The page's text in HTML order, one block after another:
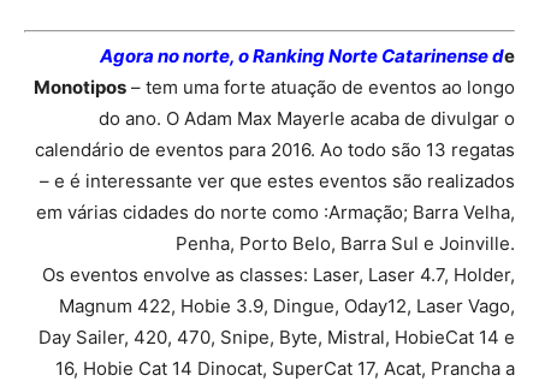
Agora no norte, o Ranking Norte Catarinense de
Monotipos – tem uma forte atuação de eventos ao longo
do ano. O Adam Max Mayerle acaba de divulgar o
calendário de eventos para 2016. Ao todo são 13 regatas
– e é interessante ver que estes eventos são realizados
em várias cidades do norte como :Armação; Barra Velha,
Penha, Porto Belo, Barra Sul e Joinville.
Os eventos envolve as classes: Laser, Laser 4.7, Holder,
Magnum 422, Hobie 3.9, Dingue, Oday12, Laser Vago,
Day Sailer, 420, 470, Snipe, Byte, Mistral, HobieCat 14 e
16, Hobie Cat 14 Dinocat, SuperCat 17, Acat, Prancha a